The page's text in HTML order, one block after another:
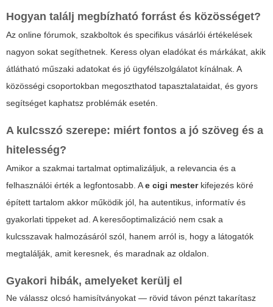
Hogyan találj megbízható forrást és közösséget?
Az online fórumok, szakboltok és specifikus vásárlói értékelések
nagyon sokat segíthetnek. Keress olyan eladókat és márkákat, akik
átlátható műszaki adatokat és jó ügyfélszolgálatot kínálnak. A
közösségi csoportokban megoszthatod tapasztalataidat, és gyors
segítséget kaphatsz problémák esetén.
A kulcsszó szerepe: miért fontos a jó szöveg és a
hitelesség?
Amikor a szakmai tartalmat optimalizáljuk, a relevancia és a
felhasználói érték a legfontosabb. Ae cigi mesterkifejezés köré
épített tartalom akkor működik jól, ha autentikus, informatív és
gyakorlati tippeket ad. A keresőoptimalizáció nem csak a
kulcsszavak halmozásáról szól, hanem arról is, hogy a látogatók
megtalálják, amit keresnek, és maradnak az oldalon.
Gyakori hibák, amelyeket kerülj el
Ne válassz olcsó hamisítványokat — rövid távon pénzt takarítasz